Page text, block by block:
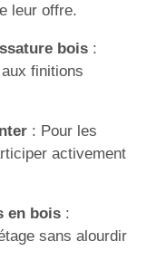
leur offre.
bois:
finitions
: Pour les
activement
en bois:
sans alourdir